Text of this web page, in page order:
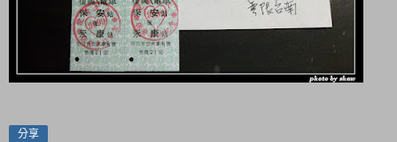
分享